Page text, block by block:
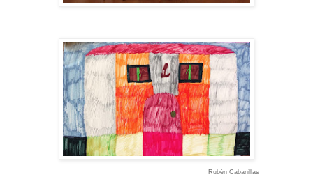
Rubén Cabanillas